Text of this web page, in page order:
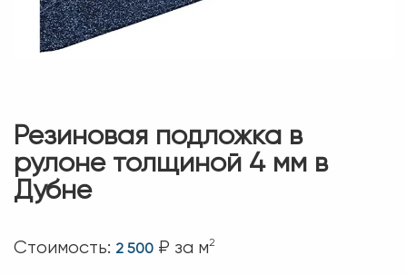
Резиновая подложка в
рулоне толщиной 4 мм в
Дубне
Стоимость: 2 500 ₽ за м2